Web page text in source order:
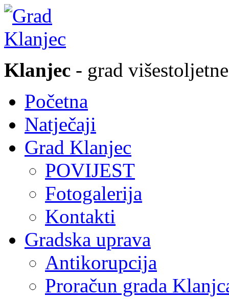
Klanjec - grad
Početna
Natječaji
Grad Klanjec
POVIJEST
Fotogalerija
Kontakti
Gradska uprava
Antikorupcija
Proračun grada